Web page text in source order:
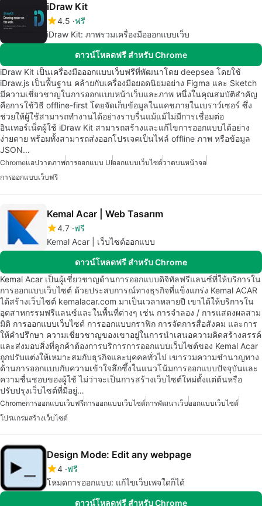
iDraw Kit
4.5 ฟรี
iDraw Kit: ภาพรวมเครื่องมือออกแบบเว็บ
ดาวน์โหลดฟรี สำหรับ Chrome
iDraw Kit เป็นเครื่องมือออกแบบเว็บฟรีที่พัฒนาโดย deepsea โดยใช้
iDraw.js เป็นพื้นฐาน คล้ายกับเครื่องมือยอดนิยมอย่าง Figma และ Sketch
มีความเชี่ยวชาญในการออกแบบหน้าเว็บและภาพ หนึ่งในคุณสมบัติสำคัญ
คือการใช้วิธี offline-first โดยจัดเก็บข้อมูลในแคชภายในเบราว์เซอร์ ซึ่ง
ช่วยให้ผู้ใช้สามารถทำงานได้อย่างราบรื่นแม้แม้ไม่มีการเชื่อมต่อ
อินเทอร์เน็ตผู้ใช้ iDraw Kit สามารถสร้างและแก้ไขการออกแบบได้อย่าง
ง่ายดาย พร้อมทั้งสามารถส่งออกโปรเจคเป็นไฟล์ offline ภาพ หรือข้อมูล
JSON…
Chromeแอปวาดภาพการออกแบบ UIออกแบบเว็บไซต์วาดบนหน้าจอ
การออกแบบเว็บฟรี
Kemal Acar | Web Tasarım
4.7 ฟรี
Kemal Acar | เว็บไซต์ออกแบบ
ดาวน์โหลดฟรี สำหรับ Chrome
Kemal Acar เป็นผู้เชี่ยวชาญด้านการออกแบบดิจิทัลฟรีแลนซ์ที่ให้บริการใน
การออกแบบเว็บไซต์ ด้วยประสบการณ์ทางธุรกิจที่แข็งแกร่ง Kemal ACAR
ได้สร้างเว็บไซต์ kemalacar.com มาเป็นเวลาหลายปี เขาได้ให้บริการใน
อุตสาหกรรมฟรีแลนซ์และในพื้นที่ต่างๆ เช่น การจำลอง / การแสดงผลสาม
มิติ การออกแบบเว็บไซต์ การออกแบบกราฟิก การจัดการสื่อสังคม และการ
ให้คำปรึกษา ความเชี่ยวชาญของเขาอยู่ในการนำเสนอความคิดสร้างสรรค์
และส่งมอบสิ่งที่ลูกค้าต้องการบริการการออกแบบเว็บไซต์ของ Kemal Acar
ถูกปรับแต่งให้เหมาะสมกับธุรกิจและบุคคลทั่วไป เขารวมความชำนาญทาง
ด้านการออกแบบกับความเข้าใจลึกซึ้งในแนวโน้มการออกแบบปัจจุบันและ
ความชื่นชอบของผู้ใช้ ไม่ว่าจะเป็นการสร้างเว็บไซต์ใหม่ตั้งแต่ต้นหรือ
ปรับปรุงเว็บไซต์ที่มีอยู่…
Chromeการออกแบบเว็บฟรีการออกแบบเว็บไซต์การพัฒนาเว็บออกแบบเว็บไซต์
โปรแกรมสร้างเว็บไซต์
Design Mode: Edit any webpage
4 ฟรี
โหมดการออกแบบ: แก้ไขเว็บเพจใดก็ได้
ดาวน์โหลดฟรี สำหรับ Chrome